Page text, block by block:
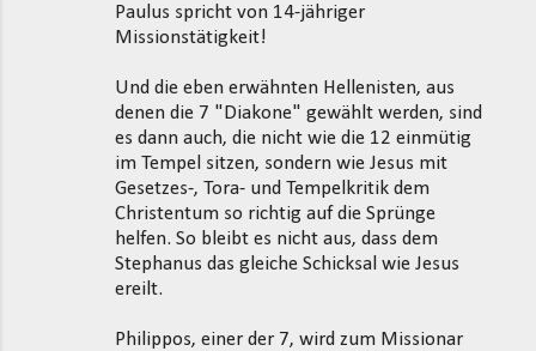
Paulus spricht von 14-jähriger
Missionstätigkeit!
Und die eben erwähnten Hellenisten, aus
denen die 7 "Diakone" gewählt werden, sind
es dann auch, die nicht wie die 12 einmütig
im Tempel sitzen, sondern wie Jesus mit
Gesetzes-, Tora- und Tempelkritik dem
Christentum so richtig auf die Sprünge
helfen. So bleibt es nicht aus, dass dem
Stephanus das gleiche Schicksal wie Jesus
ereilt.
Philippos, einer der 7, wird zum Missionar